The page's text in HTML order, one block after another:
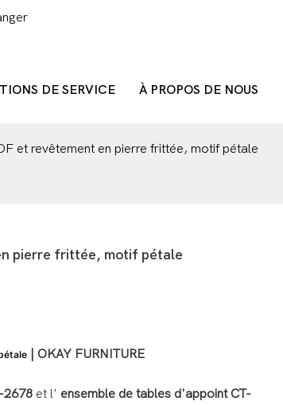
DE SERVICE À PROPOS DE NOUS
et revêtement en pierre frittée, motif pétale
pierre frittée, motif pétale
| OKAY FURNITURE
2678et l' ensemble de tables d'appoint CT-